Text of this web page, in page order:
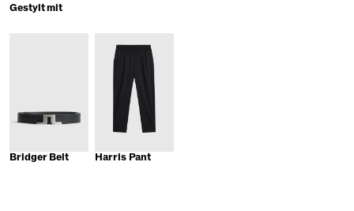
Gestylt mit
Bridger Belt Harris Pant